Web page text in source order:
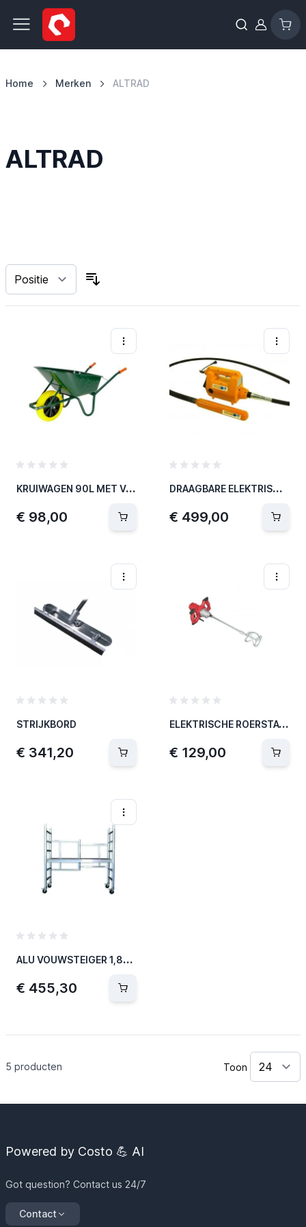
Ga naar de inhoud
Home Merken ALTRAD
ALTRAD
K
RUIWAGEN 90L MET VOL WIEL
€ 98,00
D
RAAGBARE ELEKTRISCHE TRILNAAD
€ 499,00
STRIJKBORD
€ 341,20
E
LEKTRISCHE ROERSTAVEN 1600W
€ 129,00
A
LU VOUWSTEIGER 1,85X0,75 - 3M
€ 455,30
5 producten Toon
Powered by Costo 💪 AI
Got question? Contact us 24/7
Contact